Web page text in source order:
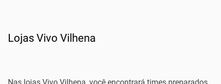
Lojas Vivo Vilhena